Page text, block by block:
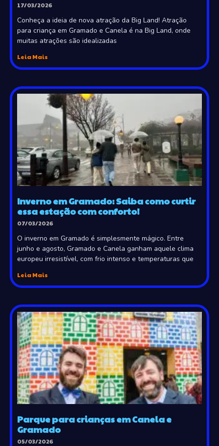
17/03/2026
Conheça a ideia de nova atração da Big Land! Atração
para criança em Gramado e Canela é na Big Land, onde
muitas atrações são idealizadas
Leia Mais
Inverno em Gramado: Saiba como curtir
essa estação com conforto!
07/03/2026
O inverno em Gramado é simplesmente mágico. Entre
junho e agosto, Gramado e Canela ganham aquele clima
europeu irresistível, com frio intenso e temperaturas que
Leia Mais
Parque para crianças em Canela e
Gramado
05/03/2026